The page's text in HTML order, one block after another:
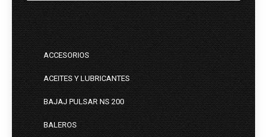
ACCESORIOS
ACEITES Y LUBRICANTES
BAJAJ PULSAR NS 200
BALEROS